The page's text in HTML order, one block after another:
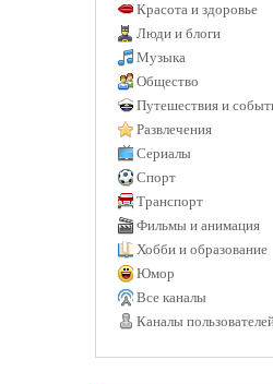
Красота и здоровье
Люди и блоги
Музыка
Общество
Путешествия и
Развлечения
Сериалы
Спорт
Транспорт
Фильмы и анимация
Хобби и образование
Юмор
Все каналы
Каналы